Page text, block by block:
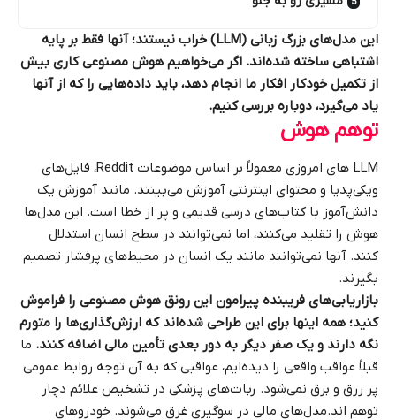
این مدل‌های بزرگ زبانی (LLM) خراب نیستند؛ آنها فقط بر پایه
اشتباهی ساخته شده‌اند. اگر می‌خواهیم هوش مصنوعی کاری بیش
از تکمیل خودکار افکار ما انجام دهد، باید داده‌هایی را که از آنها
یاد می‌گیرد، دوباره بررسی کنیم.
توهم هوش
LLM های امروزی معمولاً بر اساس موضوعات Reddit، فایل‌های
ویکی‌پدیا و محتوای اینترنتی آموزش می‌بینند. مانند آموزش یک
دانش‌آموز با کتاب‌های درسی قدیمی و پر از خطا است. این مدل‌ها
هوش را تقلید می‌کنند، اما نمی‌توانند در سطح انسان استدلال
کنند. آنها نمی‌توانند مانند یک انسان در محیط‌های پرفشار تصمیم
بگیرند.
بازاریابی‌های فریبنده پیرامون این رونق هوش مصنوعی را فراموش
کنید؛ همه اینها برای این طراحی شده‌اند که ارزش‌گذاری‌ها را متورم
نگه دارند و یک صفر دیگر به دور بعدی تأمین مالی اضافه کنند. ما
قبلاً عواقب واقعی را دیده‌ایم، عواقبی که به آن توجه روابط عمومی
پر زرق و برق نمی‌شود. ربات‌های پزشکی در تشخیص علائم دچار
توهم اند.مدل‌های مالی در سوگیری غرق می‌شوند. خودروهای